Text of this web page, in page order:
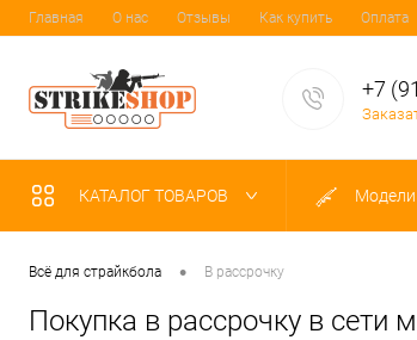
Главная О нас Отзывы Как купить Оплата
+7
КАТАЛОГ ТОВАРОВ
Всё для страйкбола • В рассрочку
Покупка в рассрочку в сети